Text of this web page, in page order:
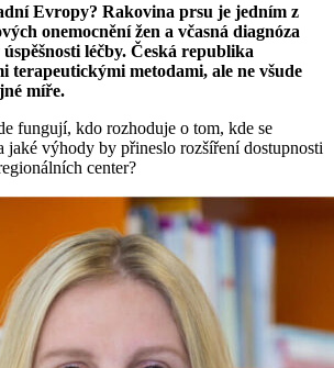
Evropy? Rakovina prsu je jedním z
onemocnění žen a včasná diagnóza
léčby. Česká republika
terapeutickými metodami, ale ne všude
míře.
fungují, kdo rozhoduje o tom, kde se
jaké výhody by přineslo rozšíření dostupnosti
center?